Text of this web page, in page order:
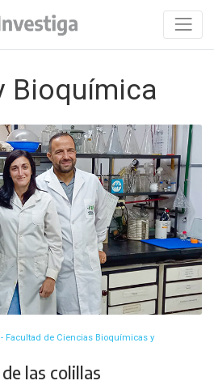
Bioquímica
Facultad de Ciencias Bioquímicas y
las colillas